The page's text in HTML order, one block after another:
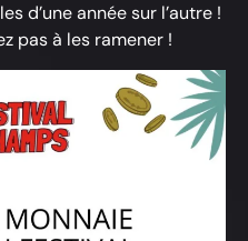
d’une année sur l’autre !
pas à les ramener !